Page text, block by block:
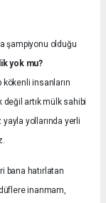
şampiyonu olduğu
yok mu?
kökenli insanların
artık mülk sahibi
yayla yollarında yerli
bana hatırlatan
inanmam,